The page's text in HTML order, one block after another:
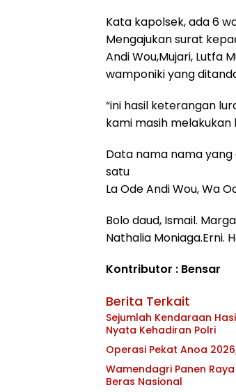
Kata kapolsek, ada 6
Mengajukan surat
Andi Wou,Mujari, Lutfa
wamponiki yang
“ini hasil keterangan
kami masih melakukan
Data nama nama
satu
La Ode Andi Wou, Wa
Bolo daud, Ismail.
Nathalia Moniaga.Erni.
Kontributor : Bensar
Berita Terkait
Sejumlah Kendaraan
Nyata Kehadiran Polri
Operasi Pekat Anoa
Wamendagri Panen
Beras Nasional